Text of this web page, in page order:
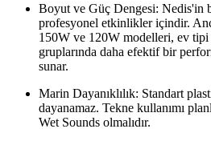
Boyut ve Güç Dengesi: Nedis'in
profesyonel etkinlikler içindir.
150W ve 120W modelleri, ev tipi
gruplarında daha efektif bir
sunar.
Marin Dayanıklılık: Standart
dayanamaz. Tekne kullanımı
Wet Sounds olmalıdır.